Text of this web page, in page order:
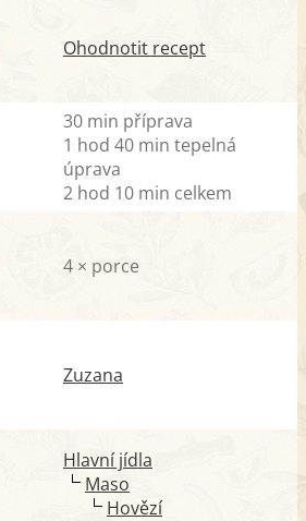
Ohodnotit recept
30 min příprava
1 hod 40 min tepelná
úprava
2 hod 10 min celkem
4 × porce
Zuzana
Hlavní jídla
Maso
Hovězí